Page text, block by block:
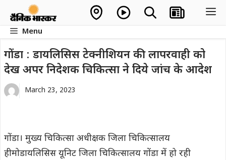
contentMenu
गोंडा : डायलिसिस टेक्नीशियन की लापरवाही को
देख अपर निदेशक चिकित्सा ने दिये जांच के आदेश
March 23, 2023
गोंडा। मुख्य चिकित्सा अधीक्षक जिला चिकित्सालय
हीमोडायलिसिस यूनिट जिला चिकित्सालय गोंडा में हो रही